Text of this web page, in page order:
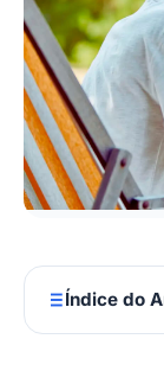
Índice do